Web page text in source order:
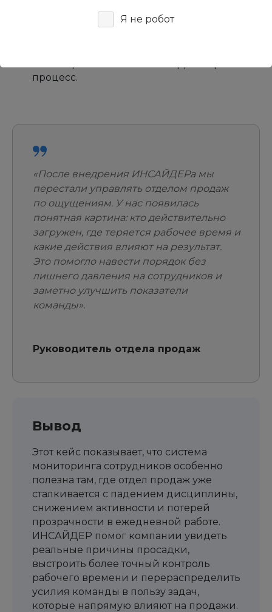
Я не робот
За счет регулярной аналитики стало проще
процесс.
«После внедрения ИНСАЙДЕРа мы
перестали управлять отделом продаж
по ощущениям. У нас появилась
понятная картина: кто действительно
загружен, где теряется рабочее время и
какие действия влияют на результат.
Это помогло навести порядок без
лишнего давления на сотрудников и
заметно улучшить показатели
команды».
Руководитель отдела продаж
Вывод
Этот кейс показывает, что система
мониторинга сотрудников особенно
полезна там, где отдел продаж уже
сталкивается с падением дисциплины,
снижением активности и потерей
прозрачности в ежедневной работе.
ИНСАЙДЕР помог компании увидеть
реальные причины просадки,
выстроить более точный контроль
рабочего времени и перераспределить
усилия команды в пользу задач,
которые напрямую влияют на продажи.